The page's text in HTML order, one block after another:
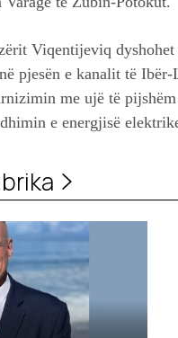
Viqentijeviq
pjesën e kanalit të
me ujë të
e energjisë